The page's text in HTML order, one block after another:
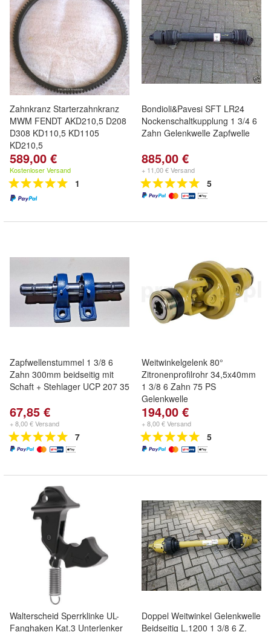
Zahnkranz Starterzahnkranz
MWM FENDT AKD210,5 D208
D308 KD110,5 KD1105
KD210,5
589,00 €
Kostenloser Versand
1
Bondioli&Pavesi SFT LR24
Nockenschaltkupplung 1 3/4 6
Zahn Gelenkwelle Zapfwelle
885,00 €
+ 11,00 € Versand
5
Zapfwellenstummel 1 3/8 6
Zahn 300mm beidseitig mit
Schaft + Stehlager UCP 207 35
67,85 €
+ 8,00 € Versand
7
Weitwinkelgelenk 80°
Zitronenprofilrohr 34,5x40mm
1 3/8 6 Zahn 75 PS
Gelenkwelle
194,00 €
+ 8,00 € Versand
5
Walterscheid Sperrklinke UL-
Fanghaken Kat.3 Unterlenker
Doppel Weitwinkel Gelenkwelle
Beidseitig L.1200 1 3/8 6 Z.